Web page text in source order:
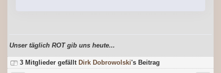
Unser täglich ROT gib uns heute...
3 Mitglieder gefällt Dirk Dobrowolski's Beitrag